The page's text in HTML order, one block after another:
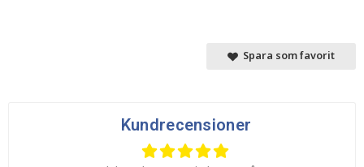
Spara som favorit
Kundrecensioner